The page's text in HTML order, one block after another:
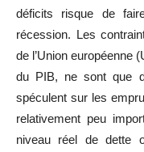
déficits risque de
récession. Les
de l’Union européenne
du PIB, ne sont que
spéculent sur les
relativement peu
niveau réel de dette